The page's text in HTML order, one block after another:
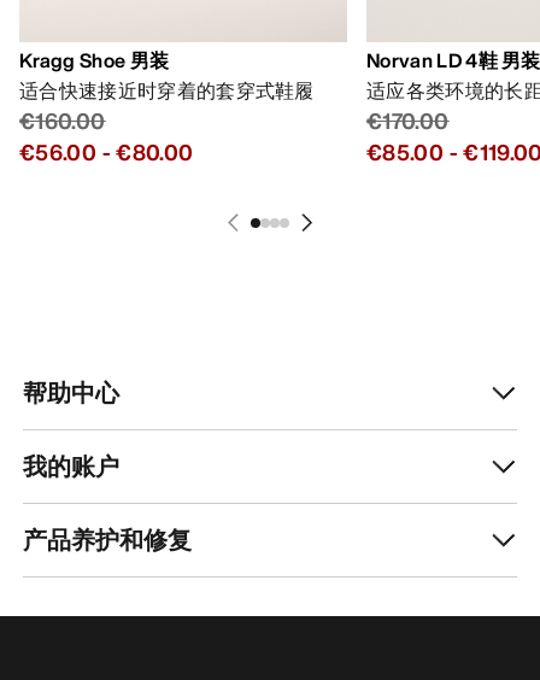
Kragg Shoe 男装
适合快速接近时穿着的套穿式鞋履
€160.00
€56.00 -€80.00
Norvan LD 4鞋 男装
适应各类环境的长
€170.00
€85.00 -
帮助中心
我的账户
产品养护和修复